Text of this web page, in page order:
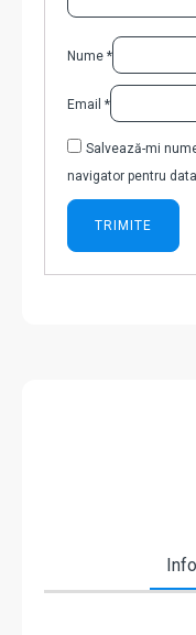
Nume *
Email *
Salvează-mi
navigator pentru